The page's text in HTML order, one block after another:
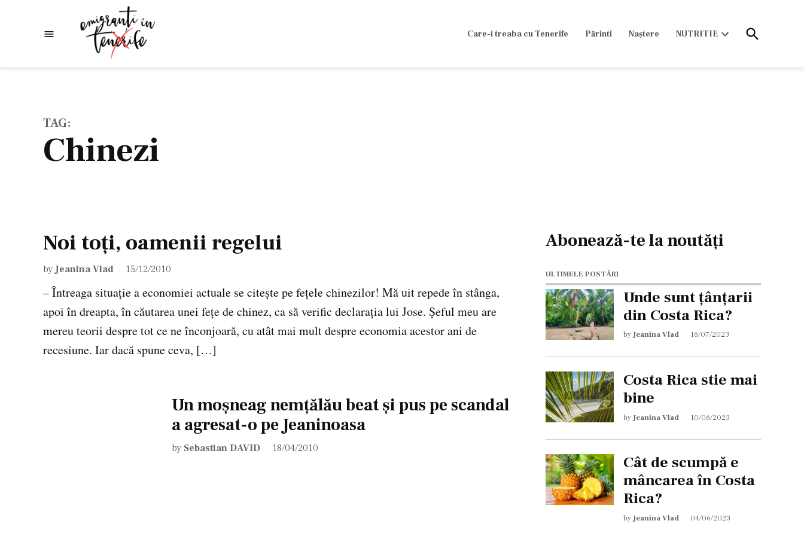
Care-i treaba cu Tenerife Părinti Naștere NUTRITIE
Open
Search
TAG:
chinezi
Noi toţi, oamenii regelui
by Jeanina Vlad 15/12/2010
– Întreaga situaţie a economiei actuale se citeşte pe feţele chinezilor! Mă uit repede în stânga,
apoi în dreapta, în căutarea unei feţe de chinez, ca să verific declaraţia lui Jose. Şeful meu are
mereu teorii despre tot ce ne înconjoară, cu atât mai mult despre economia acestor ani de
recesiune. Iar dacă spune ceva, […]
Un moşneag nemţălău beat şi pus pe scandal
a agresat-o pe Jeaninoasa
by Sebastian DAVID 18/04/2010
Abonează-te la noutăți
ULTIMELE POSTĂRI
Unde sunt țânțarii
din Costa Rica?
byJeanina Vlad 16/07/2023
Costa Rica stie mai
bine
by Jeanina Vlad 10/06/2023
Cât de scumpă e
mâncarea în Costa
Rica?
by Jeanina Vlad 04/06/2023